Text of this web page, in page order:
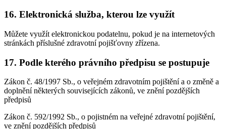
16. Elektronická služba, kterou lze využít
Můžete využít elektronickou podatelnu, pokud je na internetových
stránkách příslušné zdravotní pojišťovny zřízena.
17. Podle kterého právního předpisu se postupuje
Zákon č. 48/1997 Sb., o veřejném zdravotním pojištění a o změně a
doplnění některých souvisejících zákonů, ve znění pozdějších
předpisů
Zákon č. 592/1992 Sb., o pojistném na veřejné zdravotní pojištění,
ve znění pozdějších předpisů